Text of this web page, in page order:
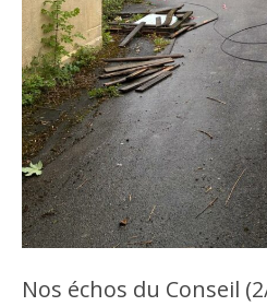
Nos échos du Conseil